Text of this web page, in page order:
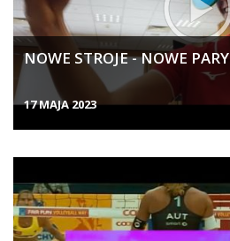
NOWE STROJE - NOWE PARY
17 MAJA 2023